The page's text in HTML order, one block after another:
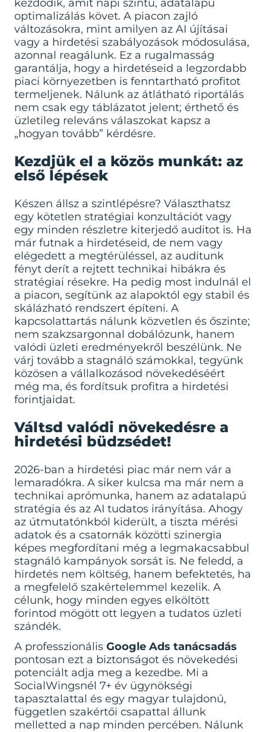
kezdődik, amit napi szintű, adatalapú
optimalizálás követ. A piacon zajló
változásokra, mint amilyen az AI újításai
vagy a hirdetési szabályozások módosulása,
azonnal reagálunk. Ez a rugalmasság
garantálja, hogy a hirdetéseid a legzordabb
piaci környezetben is fenntartható profitot
termeljenek. Nálunk az átlátható riportálás
nem csak egy táblázatot jelent; érthető és
üzletileg releváns válaszokat kapsz a
„hogyan tovább” kérdésre.
Kezdjük el a közös munkát: az
első lépések
Készen állsz a szintlépésre? Választhatsz
egy kötetlen stratégiai konzultációt vagy
egy minden részletre kiterjedő auditot is. Ha
már futnak a hirdetéseid, de nem vagy
elégedett a megtérüléssel, az auditunk
fényt derít a rejtett technikai hibákra és
stratégiai résekre. Ha pedig most indulnál el
a piacon, segítünk az alapoktól egy stabil és
skálázható rendszert építeni. A
kapcsolattartás nálunk közvetlen és őszinte;
nem szakzsargonnal dobálózunk, hanem
valódi üzleti eredményekről beszélünk. Ne
várj tovább a stagnáló számokkal, tegyünk
közösen a vállalkozásod növekedéséért
még ma, és fordítsuk profitra a hirdetési
forintjaidat.
Váltsd valódi növekedésre a
hirdetési büdzsédet!
2026-ban a hirdetési piac már nem vár a
lemaradókra. A siker kulcsa ma már nem a
technikai aprómunka, hanem az adatalapú
stratégia és az AI tudatos irányítása. Ahogy
az útmutatónkból kiderült, a tiszta mérési
adatok és a csatornák közötti szinergia
képes megfordítani még a legmakacsabbul
stagnáló kampányok sorsát is. Ne feledd, a
hirdetés nem költség, hanem befektetés, ha
a megfelelő szakértelemmel kezelik. A
célunk, hogy minden egyes elköltött
forintod mögött ott legyen a tudatos üzleti
szándék.
A professzionális Google Ads tanácsadás
pontosan ezt a biztonságot és növekedési
potenciált adja meg a kezedbe. Mi a
SocialWingsnél 7+ év ügynökségi
tapasztalattal és egy magyar tulajdonú,
független szakértői csapattal állunk
melletted a nap minden percében. Nálunk